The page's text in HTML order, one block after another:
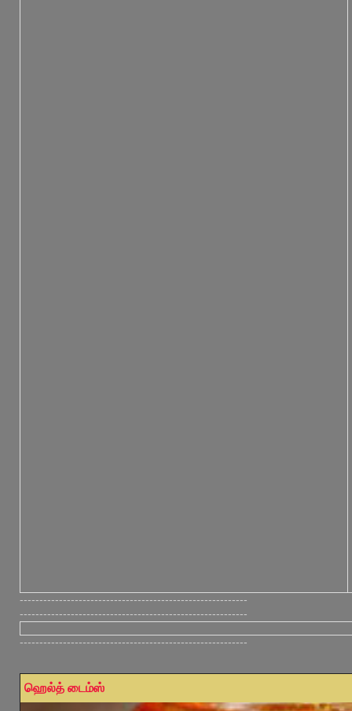
----------------------------------------------------------
----------------------------------------------------------
----------------------------------------------------------
ஹெல்த் டைம்ஸ்